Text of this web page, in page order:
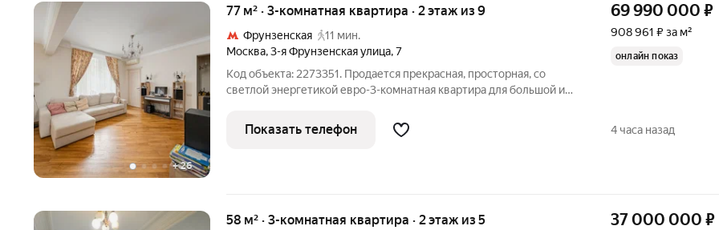
+26
77 м² · 3-комнатная квартира · 2 этаж из 9
Фрунзенская
11 мин.
Москва,3-я Фрунзенская улица,7
Код объекта: 2273351. Продается прекрасная, просторная, со
светлой энергетикой евро-3-комнатная квартира для большой и
Редкое предложение в одном из самых статусных и тихих домов
парадного
69 990 000 ₽
908 961 ₽ за м²
онлайн показ
Показать телефон 4 часа назад
58 м² · 3-комнатная квартира · 2 этаж из 5 37 000 000 ₽